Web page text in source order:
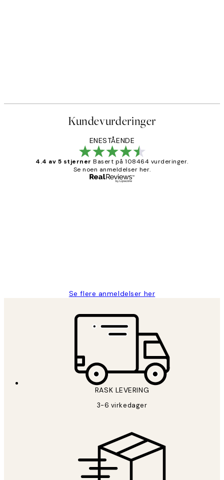
Kundevurderinger
ENESTÅENDE
4.4 av 5 stjerner Basert på 108464 vurderinger.
Se noen anmeldelser her.
Se flere anmeldelser her
RASK LEVERING
3-6 virkedager